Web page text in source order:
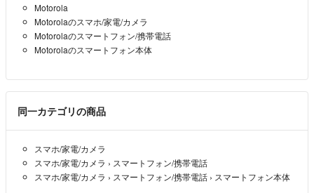
Motorola
Motorolaのスマホ/家電/カメラ
Motorolaのスマートフォン/携帯電話
Motorolaのスマートフォン本体
同一カテゴリの商品
スマホ/家電/カメラ
スマホ/家電/カメラ › スマートフォン/携帯電話
スマホ/家電/カメラ › スマートフォン/携帯電話 › スマートフォン本体